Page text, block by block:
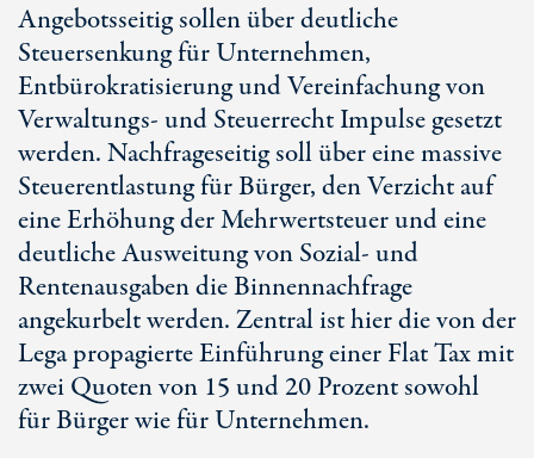
Angebotsseitig sollen über deutliche
Steuersenkung für Unternehmen,
Entbürokratisierung und Vereinfachung von
Verwaltungs- und Steuerrecht Impulse gesetzt
werden. Nachfrageseitig soll über eine massive
Steuerentlastung für Bürger, den Verzicht auf
eine Erhöhung der Mehrwertsteuer und eine
deutliche Ausweitung von Sozial- und
Rentenausgaben die Binnennachfrage
angekurbelt werden. Zentral ist hier die von der
Lega propagierte Einführung einer Flat Tax mit
zwei Quoten von 15 und 20 Prozent sowohl
für Bürger wie für Unternehmen.